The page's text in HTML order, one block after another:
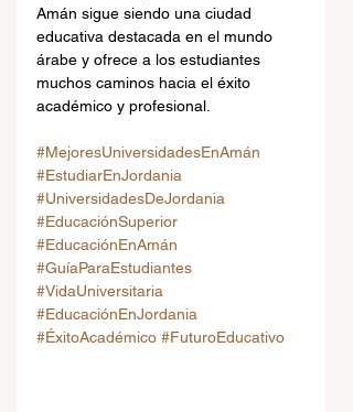
Amán sigue siendo una ciudad
educativa destacada en el mundo
árabe y ofrece a los estudiantes
muchos caminos hacia el éxito
académico y profesional.
#MejoresUniversidadesEnAmán
#EstudiarEnJordania
#UniversidadesDeJordania
#EducaciónSuperior
#EducaciónEnAmán
#GuíaParaEstudiantes
#VidaUniversitaria
#EducaciónEnJordania
#ÉxitoAcadémico #FuturoEducativo